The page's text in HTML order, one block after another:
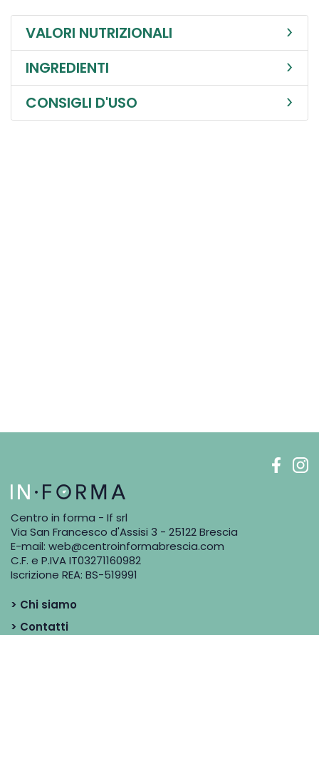
VALORI NUTRIZIONALI
INGREDIENTI
CONSIGLI D'USO
Centro in forma - If srl
Via San Francesco d'Assisi 3 - 25122 Brescia
E-mail: web@centroinformabrescia.com
C.F. e P.IVA IT03271160982
Iscrizione REA: BS-519991
> Chi siamo
> Contatti